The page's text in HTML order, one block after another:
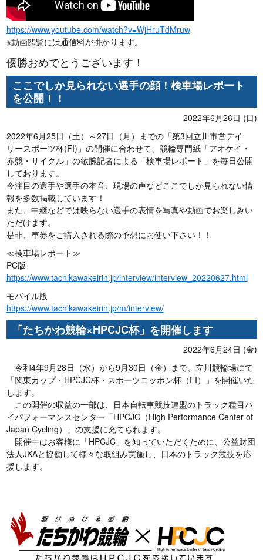
https://www.youtube.com/watch?v=WjHruTdMruw
※動画閲覧には通信料が掛かります。
優勝おめでとうございます！
ここでしか見られない選手の顔！検車場レポート
を公開！！
2022年6月26日 (日)
2022年6月25日（土）～27日（月）までの「第3回立川市営デイ
リースポーツ杯(FI)」の開催に合わせて、競輪専門紙「アオケイ・
赤競・サイクル」の敏腕記者による「検車場レポート」を毎日公開
しております。
今注目の選手や選手の本音、現場の声などここでしか見られない情
報を多数掲載しています！
また、中継などでは映らない選手の表情を写真や動画でお楽しみい
ただけます。
是非、車券をご購入される際の予想にお使い下さい！！
≪検車場レポート≫
PC版
https://www.tachikawakeirin.jp/interview/interview_20220627.html
モバイル版
https://www.tachikawakeirin.jp/m/interview/
「たちかわ競輪×HPCJC杯」を開催します
2022年6月24日 (金)
令和4年9月28日（水）から9月30日（金）まで、立川競輪場にて
「関東カップ・HPCJC杯・スポーツニッポン杯（FI）」を開催いた
します。
この開催の収益の一部は、日本自転車競技連盟のトラック種目ハ
イパフォーマンスセンター「HPCJC（High Performance Center of
Japan Cycling）」の支援に充てられます。
開催中はお客様に「HPCJC」を知っていただくために、公益財団
法人JKAと協働して様々な取組み実施し、日本のトラック競技を応
援します。